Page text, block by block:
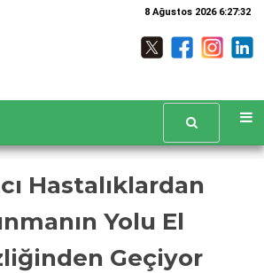
8 Ağustos 2026 6:27:32
Hastalıklardan
Yolu El
Geçiyor